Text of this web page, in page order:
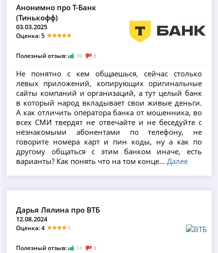
Анонимно про Т-Банк
(Тинькофф)
03.03.2025
Оценка: 5
Полезный отзыв: 10 8
Не понятно с кем общаешься, сейчас столько
левых приложений, копирующих оригинальные
сайты компаний и организаций, а тут целый банк
в который народ вкладывает свои живые деньги.
А как отличить оператора банка от мошенника, во
всех СМИ твердят не отвечайте и не беседуйте с
незнакомыми абонентами по телефону, не
говорите номера карт и пин коды, ну а как по
другому общаться с этим банком иначе, есть
варианты? Как понять что на том конце...Далее
Дарья Лялина про ВТБ
12.08.2024
Оценка: 4
Полезный отзыв: 11 9